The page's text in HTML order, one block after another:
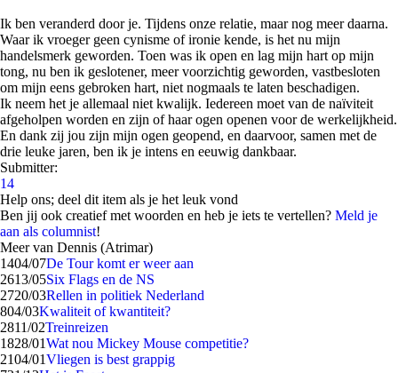
Ik ben veranderd door je. Tijdens onze relatie, maar nog meer daarna.
Waar ik vroeger geen cynisme of ironie kende, is het nu mijn
handelsmerk geworden. Toen was ik open en lag mijn hart op mijn
tong, nu ben ik geslotener, meer voorzichtig geworden, vastbesloten
om mijn eens gebroken hart, niet nogmaals te laten beschadigen.
Ik neem het je allemaal niet kwalijk. Iedereen moet van de naïviteit
afgeholpen worden en zijn of haar ogen openen voor de werkelijkheid.
En dank zij jou zijn mijn ogen geopend, en daarvoor, samen met de
drie leuke jaren, ben ik je intens en eeuwig dankbaar.
Submitter:
14
Help ons; deel dit item als je het leuk vond
Ben jij ook creatief met woorden en heb je iets te vertellen? Meld je
aan als columnist!
Meer van Dennis (Atrimar)
1404/07De Tour komt er weer aan
2613/05Six Flags en de NS
2720/03Rellen in politiek Nederland
804/03Kwaliteit of kwantiteit?
2811/02Treinreizen
1828/01Wat nou Mickey Mouse competitie?
2104/01Vliegen is best grappig